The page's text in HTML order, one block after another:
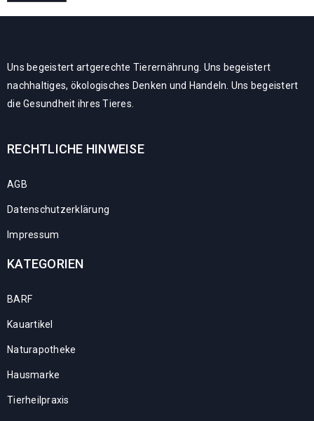
Uns begeistert artgerechte Tierernährung. Uns begeistert
nachhaltiges, ökologisches Denken und Handeln. Uns begeistert
die Gesundheit ihres Tieres.
RECHTLICHE HINWEISE
AGB
Datenschutzerklärung
Impressum
KATEGORIEN
BARF
Kauartikel
Naturapotheke
Hausmarke
Tierheilpraxis